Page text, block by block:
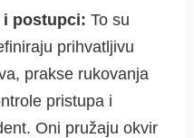
postupci: To su
prihvatljivu
prakse rukovanja
pristupa i
Oni pružaju okvir